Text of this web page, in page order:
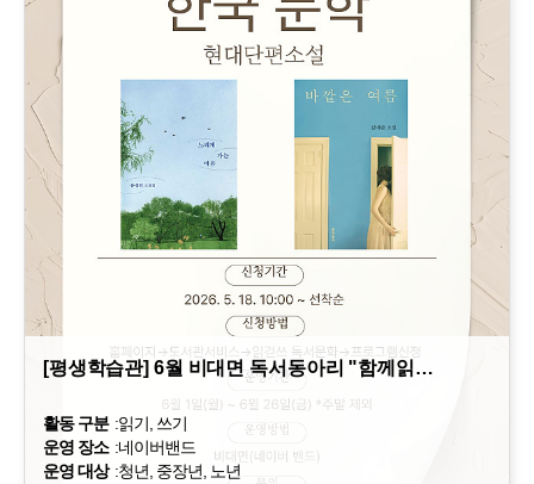
[평생학습관] 6월 비대면 독서동아리 "함께읽…
활동 구분 :읽기, 쓰기
운영 장소 :네이버밴드
운영 대상 :청년, 중장년, 노년